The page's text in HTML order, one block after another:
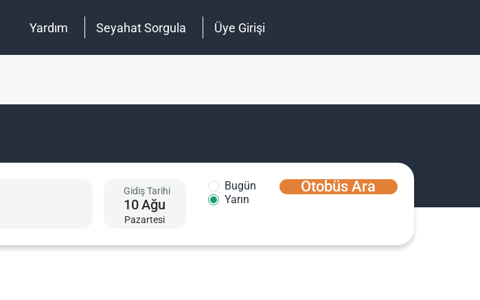
Yardım Seyahat Sorgula Üye Girişi
Gidiş Tarihi
10Ağu
Pazartesi
Bugün
Yarın
Otobüs Ara